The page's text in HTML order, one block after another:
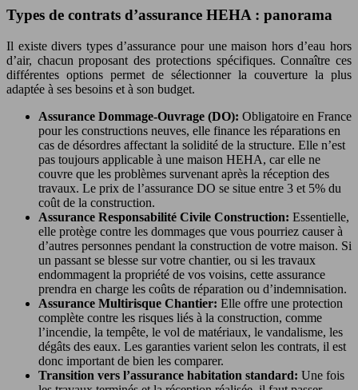
Types de contrats d’assurance HEHA : panorama
Il existe divers types d’assurance pour une maison hors d’eau hors
d’air, chacun proposant des protections spécifiques. Connaître ces
différentes options permet de sélectionner la couverture la plus
adaptée à ses besoins et à son budget.
Assurance Dommage-Ouvrage (DO): Obligatoire en France
pour les constructions neuves, elle finance les réparations en
cas de désordres affectant la solidité de la structure. Elle n’est
pas toujours applicable à une maison HEHA, car elle ne
couvre que les problèmes survenant après la réception des
travaux. Le prix de l’assurance DO se situe entre 3 et 5% du
coût de la construction.
Assurance Responsabilité Civile Construction: Essentielle,
elle protège contre les dommages que vous pourriez causer à
d’autres personnes pendant la construction de votre maison. Si
un passant se blesse sur votre chantier, ou si les travaux
endommagent la propriété de vos voisins, cette assurance
prendra en charge les coûts de réparation ou d’indemnisation.
Assurance Multirisque Chantier: Elle offre une protection
complète contre les risques liés à la construction, comme
l’incendie, la tempête, le vol de matériaux, le vandalisme, les
dégâts des eaux. Les garanties varient selon les contrats, il est
donc important de bien les comparer.
Transition vers l’assurance habitation standard: Une fois